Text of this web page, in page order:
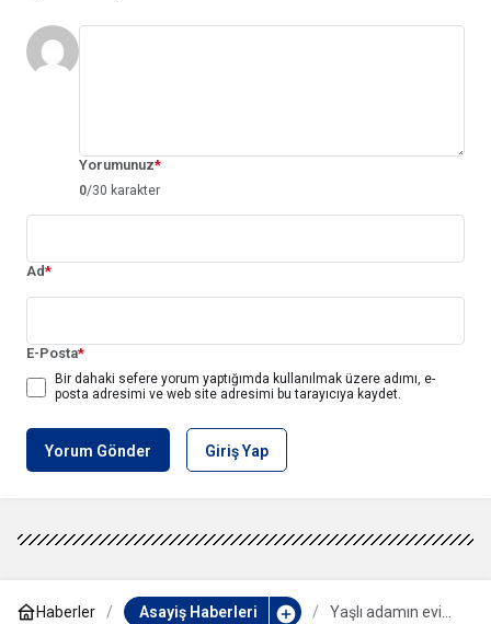
Yorumunuz*
0/30 karakter
Ad*
E-Posta*
Bir dahaki sefere yorum yaptığımda kullanılmak üzere adımı, e-
posta adresimi ve web site adresimi bu tarayıcıya kaydet.
Yorum Gönder Giriş Yap
Haberler Asayiş Haberleri
Yaşlı adamın evi